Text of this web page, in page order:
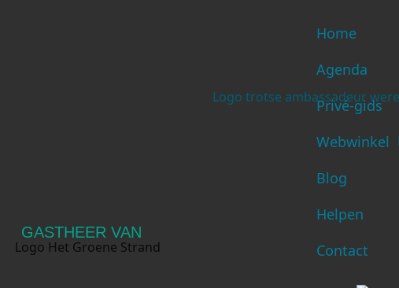
GASTHEER VAN
Home
Agenda
Privé-gids
Webwinkel
Blog
Helpen
Contact